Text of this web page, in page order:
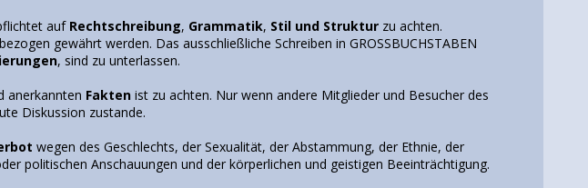
auf Rechtschreibung, Grammatik, Stil und Struktur zu achten.
gewährt werden. Das ausschließliche Schreiben in GROSSBUCHSTABEN
, sind zu unterlassen.
anerkannten Fakten ist zu achten. Nur wenn andere Mitglieder und Besucher des
Diskussion zustande.
wegen des Geschlechts, der Sexualität, der Abstammung, der Ethnie, der
politischen Anschauungen und der körperlichen und geistigen Beeinträchtigung.